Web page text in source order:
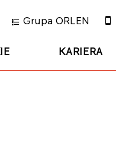
KARIERA
Grupa ORLEN